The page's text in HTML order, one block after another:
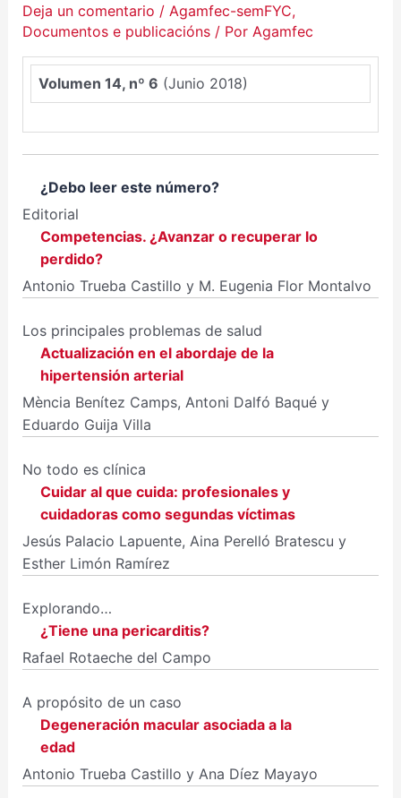
Deja un comentario / Agamfec-semFYC,
Documentos e publicacións/ Por Agamfec
Volumen 14, nº 6 (Junio 2018)
¿Debo leer este número?
Editorial
Competencias. ¿Avanzar o recuperar lo
perdido?
Antonio Trueba Castillo y M. Eugenia Flor Montalvo
Los principales problemas de salud
Actualización en el abordaje de la
hipertensión arterial
Mència Benítez Camps, Antoni Dalfó Baqué y
Eduardo Guija Villa
No todo es clínica
Cuidar al que cuida: profesionales y
cuidadoras como segundas víctimas
Jesús Palacio Lapuente, Aina Perelló Bratescu y
Esther Limón Ramírez
Explorando…
¿Tiene una pericarditis?
Rafael Rotaeche del Campo
A propósito de un caso
Degeneración macular asociada a la
edad
Antonio Trueba Castillo y Ana Díez Mayayo